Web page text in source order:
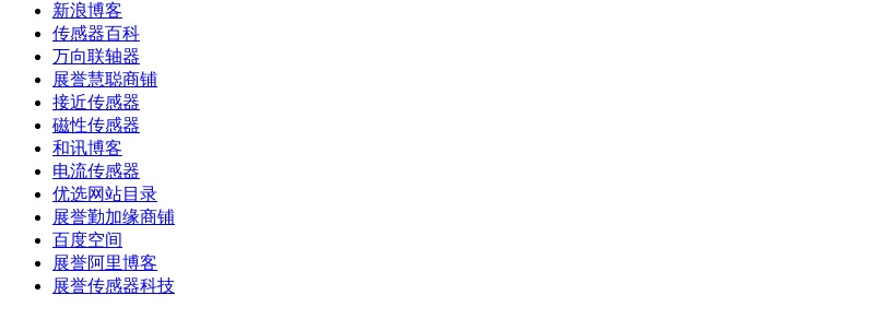
新浪博客
传感器百科
万向联轴器
展誉慧聪商铺
接近传感器
磁性传感器
和讯博客
电流传感器
优选网站目录
展誉勤加缘商铺
百度空间
展誉阿里博客
展誉传感器科技